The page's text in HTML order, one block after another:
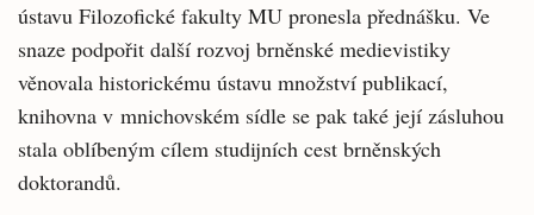
ústavu Filozofické fakulty MU pronesla přednášku. Ve
snaze podpořit další rozvoj brněnské medievistiky
věnovala historickému ústavu množství publikací,
knihovna v mnichovském sídle se pak také její zásluhou
stala oblíbeným cílem studijních cest brněnských
doktorandů.